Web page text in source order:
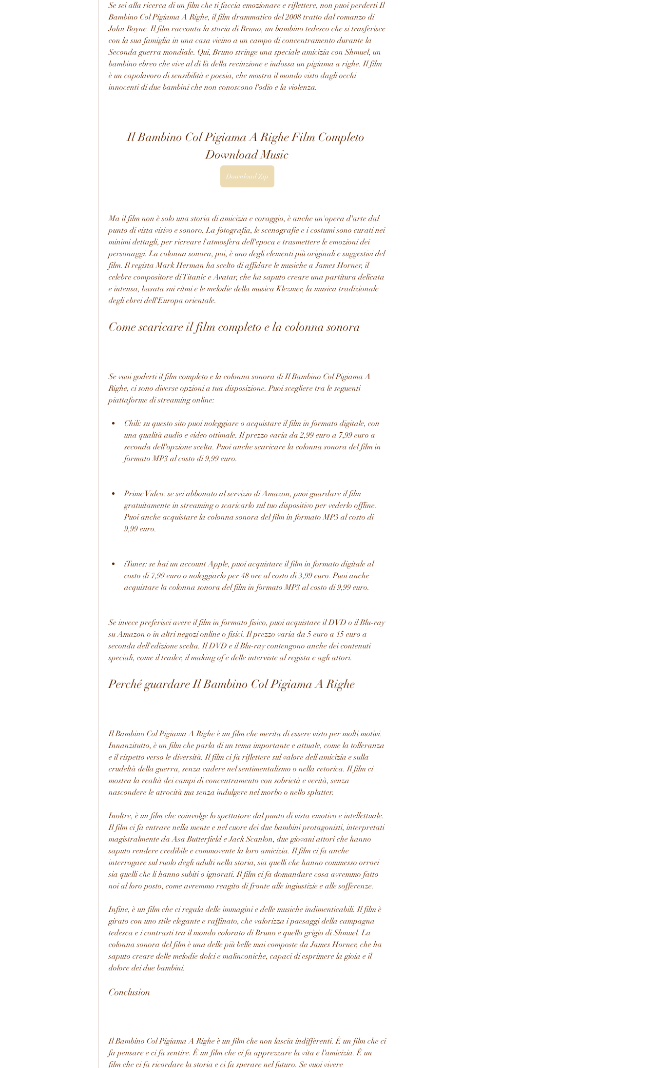
Se sei alla ricerca di un film che ti faccia emozionare e riflettere, non puoi perderti Il
Bambino Col Pigiama A Righe, il film drammatico del 2008 tratto dal romanzo di
John Boyne. Il film racconta la storia di Bruno, un bambino tedesco che si trasferisce
con la sua famiglia in una casa vicino a un campo di concentramento durante la
Seconda guerra mondiale. Qui, Bruno stringe una speciale amicizia con Shmuel, un
bambino ebreo che vive al di là della recinzione e indossa un pigiama a righe. Il film
è un capolavoro di sensibilità e poesia, che mostra il mondo visto dagli occhi
innocenti di due bambini che non conoscono l'odio e la violenza.
Il Bambino Col Pigiama A Righe Film Completo
Download Music
Download Zip
Ma il film non è solo una storia di amicizia e coraggio, è anche un'opera d'arte dal
punto di vista visivo e sonoro. La fotografia, le scenografie e i costumi sono curati nei
minimi dettagli, per ricreare l'atmosfera dell'epoca e trasmettere le emozioni dei
personaggi. La colonna sonora, poi, è uno degli elementi più originali e suggestivi del
film. Il regista Mark Herman ha scelto di affidare le musiche a James Horner, il
celebre compositore di Titanic e Avatar, che ha saputo creare una partitura delicata
e intensa, basata sui ritmi e le melodie della musica Klezmer, la musica tradizionale
degli ebrei dell'Europa orientale.
Come scaricare il film completo e la colonna sonora
Se vuoi goderti il film completo e la colonna sonora di Il Bambino Col Pigiama A
Righe, ci sono diverse opzioni a tua disposizione. Puoi scegliere tra le seguenti
piattaforme di streaming online:
Chili: su questo sito puoi noleggiare o acquistare il film in formato digitale, con
una qualità audio e video ottimale. Il prezzo varia da 2,99 euro a 7,99 euro a
seconda dell'opzione scelta. Puoi anche scaricare la colonna sonora del film in
formato MP3 al costo di 9,99 euro.
Prime Video: se sei abbonato al servizio di Amazon, puoi guardare il film
gratuitamente in streaming o scaricarlo sul tuo dispositivo per vederlo offline.
Puoi anche acquistare la colonna sonora del film in formato MP3 al costo di
9,99 euro.
iTunes: se hai un account Apple, puoi acquistare il film in formato digitale al
costo di 7,99 euro o noleggiarlo per 48 ore al costo di 3,99 euro. Puoi anche
acquistare la colonna sonora del film in formato MP3 al costo di 9,99 euro.
Se invece preferisci avere il film in formato fisico, puoi acquistare il DVD o il Blu-ray
su Amazon o in altri negozi online o fisici. Il prezzo varia da 5 euro a 15 euro a
seconda dell'edizione scelta. Il DVD e il Blu-ray contengono anche dei contenuti
speciali, come il trailer, il making of e delle interviste al regista e agli attori.
Perché guardare Il Bambino Col Pigiama A Righe
Il Bambino Col Pigiama A Righe è un film che merita di essere visto per molti motivi.
Innanzitutto, è un film che parla di un tema importante e attuale, come la tolleranza
e il rispetto verso le diversità. Il film ci fa riflettere sul valore dell'amicizia e sulla
crudeltà della guerra, senza cadere nel sentimentalismo o nella retorica. Il film ci
mostra la realtà dei campi di concentramento con sobrietà e verità, senza
nascondere le atrocità ma senza indulgere nel morbo o nello splatter.
Inoltre, è un film che coinvolge lo spettatore dal punto di vista emotivo e intellettuale.
Il film ci fa entrare nella mente e nel cuore dei due bambini protagonisti, interpretati
magistralmente da Asa Butterfield e Jack Scanlon, due giovani attori che hanno
saputo rendere credibile e commovente la loro amicizia. Il film ci fa anche
interrogare sul ruolo degli adulti nella storia, sia quelli che hanno commesso orrori
sia quelli che li hanno subiti o ignorati. Il film ci fa domandare cosa avremmo fatto
noi al loro posto, come avremmo reagito di fronte alle ingiustizie e alle sofferenze.
Infine, è un film che ci regala delle immagini e delle musiche indimenticabili. Il film è
girato con uno stile elegante e raffinato, che valorizza i paesaggi della campagna
tedesca e i contrasti tra il mondo colorato di Bruno e quello grigio di Shmuel. La
colonna sonora del film è una delle più belle mai composte da James Horner, che ha
saputo creare delle melodie dolci e malinconiche, capaci di esprimere la gioia e il
dolore dei due bambini.
Conclusion
Il Bambino Col Pigiama A Righe è un film che non lascia indifferenti. È un film che ci
fa pensare e ci fa sentire. È un film che ci fa apprezzare la vita e l'amicizia. È un
film che ci fa ricordare la storia e ci fa sperare nel futuro. Se vuoi vivere